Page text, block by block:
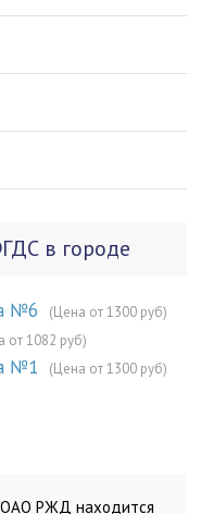
в городе
№6 (Цена от 1300 руб)
от 1082 руб)
№1 (Цена от 1300 руб)
ОАО РЖД находится